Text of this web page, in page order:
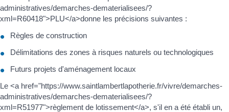
administratives/demarches-dematerialisees/?
xml=R60418">PLU</a>donne les précisions suivantes :
Règles de construction
Délimitations des zones à risques naturels ou technologiques
Futurs projets d'aménagement locaux
Le <a href="https://www.saintlambertlapotherie.fr/vivre/demarches-
administratives/demarches-dematerialisees/?
xml=R51977">règlement de lotissement</a>, s'il en a été établi un,